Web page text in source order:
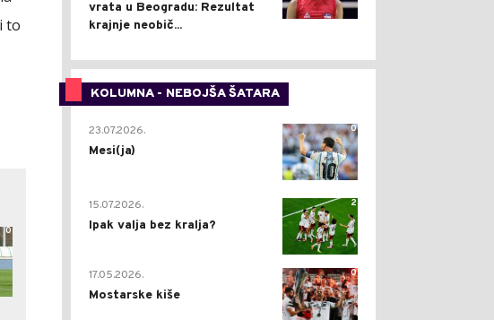
to
0
vrata u Beogradu: Rezultat
krajnje neobič...
KOLUMNA - NEBOJŠA ŠATARA
0
23.07.2026.
Mesi(ja)
2
15.07.2026.
Ipak valja bez kralja?
0
17.05.2026.
Mostarske kiše